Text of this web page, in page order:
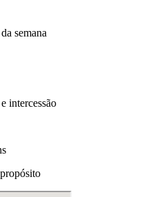
semana
intercessão